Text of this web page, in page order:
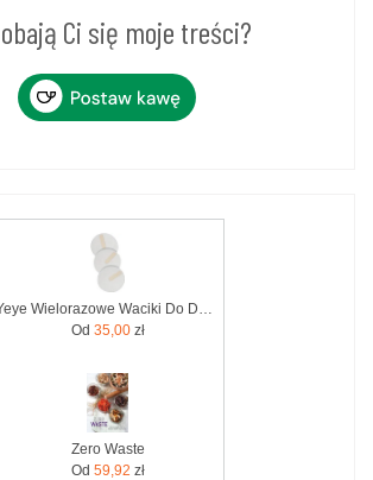
Ci się moje treści?
Od 35,00zł
Zero Waste
Od 59,92 zł